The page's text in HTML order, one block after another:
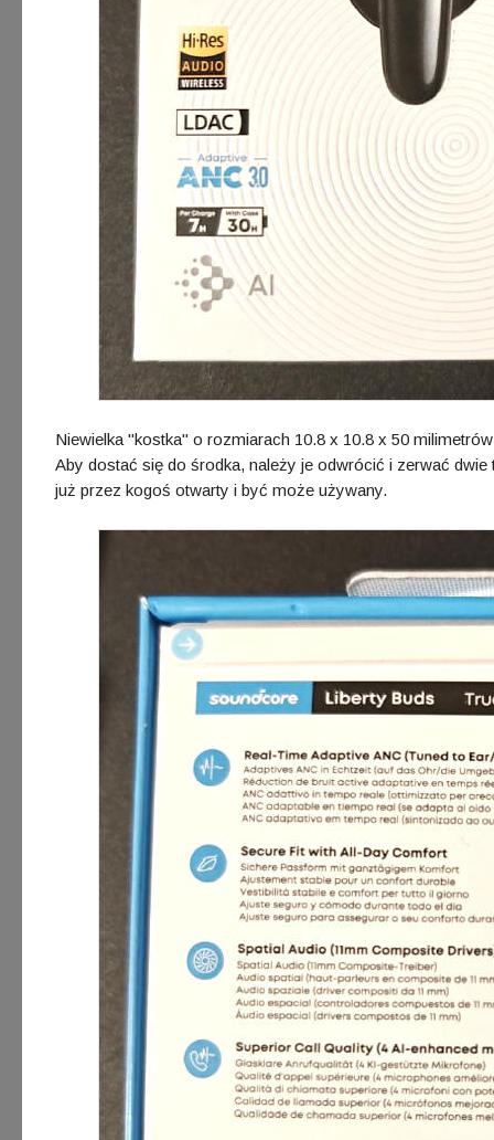
Niewielka "kostka" o rozmiarach 10.8 x 10.8 x 50
Aby dostać się do środka, należy je odwrócić i zerwać
już przez kogoś otwarty i być może używany.